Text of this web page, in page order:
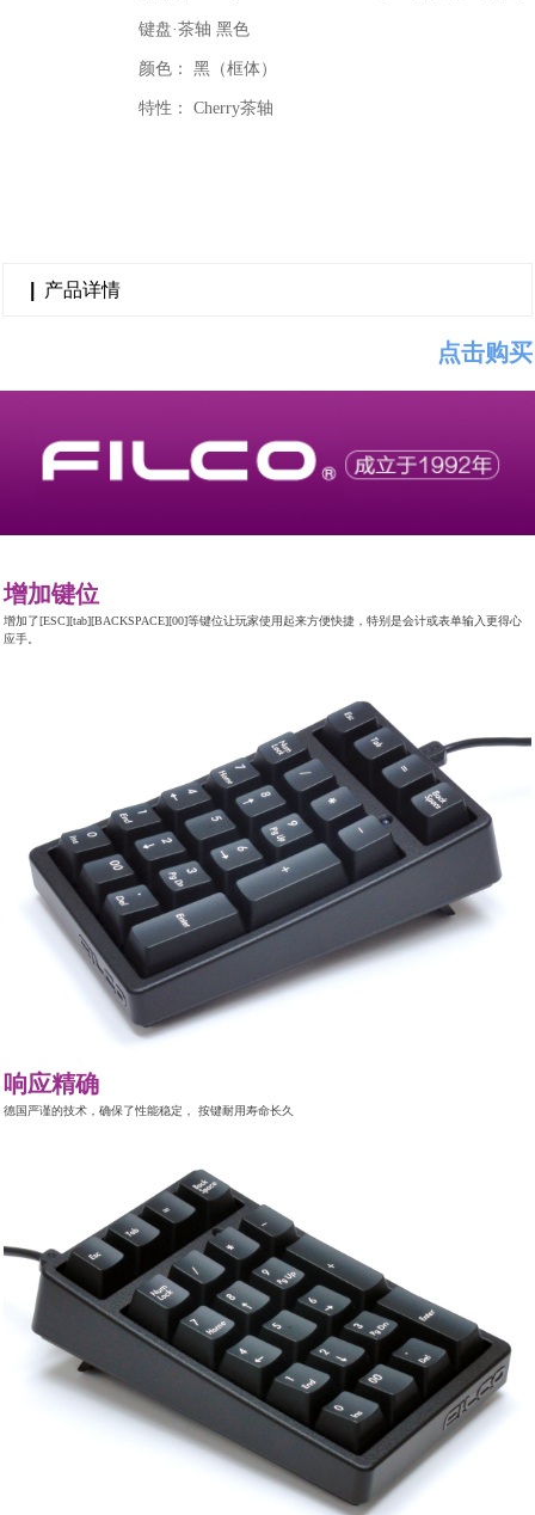
键盘·茶轴 黑色
颜色： 黑（框体）
特性： Cherry茶轴
点击购买
增加键位
增加了[ESC][tab][BACKSPACE][00]等键位让玩家使用起来方便快捷，特别是会计或表单输入更得心
应手。
响应精确
德国严谨的技术，确保了性能稳定， 按键耐用寿命长久
产品详情